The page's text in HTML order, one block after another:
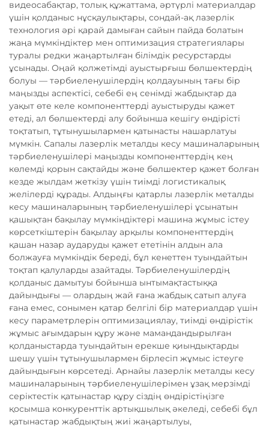
видеосабақтар, толық құжаттама, әртүрлі материалдар
үшін қолданыс нұсқаулықтары, сондай-ақ лазерлік
технология әрі қарай дамыған сайын пайда болатын
жаңа мүмкіндіктер мен оптимизация стратегиялары
туралы редки жаңартылған білімдік ресурстарды
ұсынады. Оңай қолжетімді ауыстырғыш бөлшектердің
болуы — тәрбиеленушілердің қолдауының тағы бір
маңызды аспектісі, себебі ең сенімді жабдықтар да
уақыт өте келе компоненттерді ауыстыруды қажет
етеді, ал бөлшектерді алу бойынша кешігу өндірісті
тоқтатып, тұтынушылармен қатынасты нашарлатуы
мүмкін. Сапалы лазерлік металды кесу машиналарының
тәрбиеленушілері маңызды компоненттердің кең
көлемді қорын сақтайды және бөлшектер қажет болған
кезде жылдам жеткізу үшін тиімді логистикалық
желілерді құрады. Алдыңғы қатарлы лазерлік металды
кесу машиналарының тәрбиеленушілері ұсынатын
қашықтан бақылау мүмкіндіктері машина жұмыс істеу
көрсеткіштерін бақылау арқылы компоненттердің
қашан назар аударуды қажет ететінін алдын ала
болжауға мүмкіндік береді, бұл кенеттен туындайтын
тоқтап қалуларды азайтады. Тәрбиеленушілердің
қолданыс дамытуы бойынша ынтымақтастыққа
дайындығы — олардың жай ғана жабдық сатып алуға
ғана емес, сонымен қатар белгілі бір материалдар үшін
кесу параметрлерін оптимизациялау, тиімді өндірістік
жұмыс ағымдарын құру және мамандандырылған
қолданыстарда туындайтын ерекше қиындықтарды
шешу үшін тұтынушылармен бірлесіп жұмыс істеуге
дайындығын көрсетеді. Арнайы лазерлік металды кесу
машиналарының тәрбиеленушілерімен ұзақ мерзімді
серіктестік қатынастар құру сіздің өндірістіңізге
қосымша конкуренттік артықшылық әкеледі, себебі бұл
қатынастар жабдықтың жиі жаңартылуы,